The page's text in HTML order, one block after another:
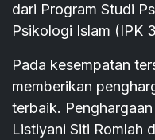
dari Program Studi
Psikologi Islam (IPK
Pada kesempatan
memberikan
terbaik.
Listiyani Siti Romlah